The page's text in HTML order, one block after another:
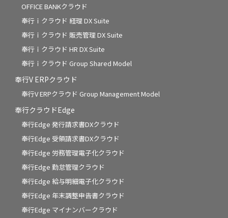
OFFICE BANKクラウド
奉行ｉクラウド 経理 DX Suite
奉行ｉクラウド 販売管理 DX Suite
奉行ｉクラウド HR DX Suite
奉行ｉクラウド Group Shared Model
奉行V ERPクラウド
奉行V ERPクラウド Group Management Model
奉行クラウドEdge
奉行Edge 発行請求書DXクラウド
奉行Edge 受領請求書DXクラウド
奉行Edge 労務管理電子化クラウド
奉行Edge 勤怠管理クラウド
奉行Edge 給与明細電子化クラウド
奉行Edge 年末調整申告書クラウド
奉行Edge マイナンバークラウド